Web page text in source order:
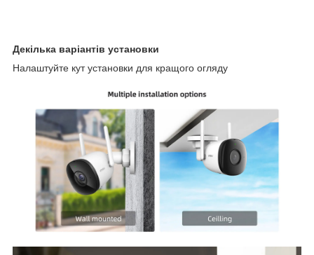
Декілька варіантів установки
Налаштуйте кут установки для кращого огляду